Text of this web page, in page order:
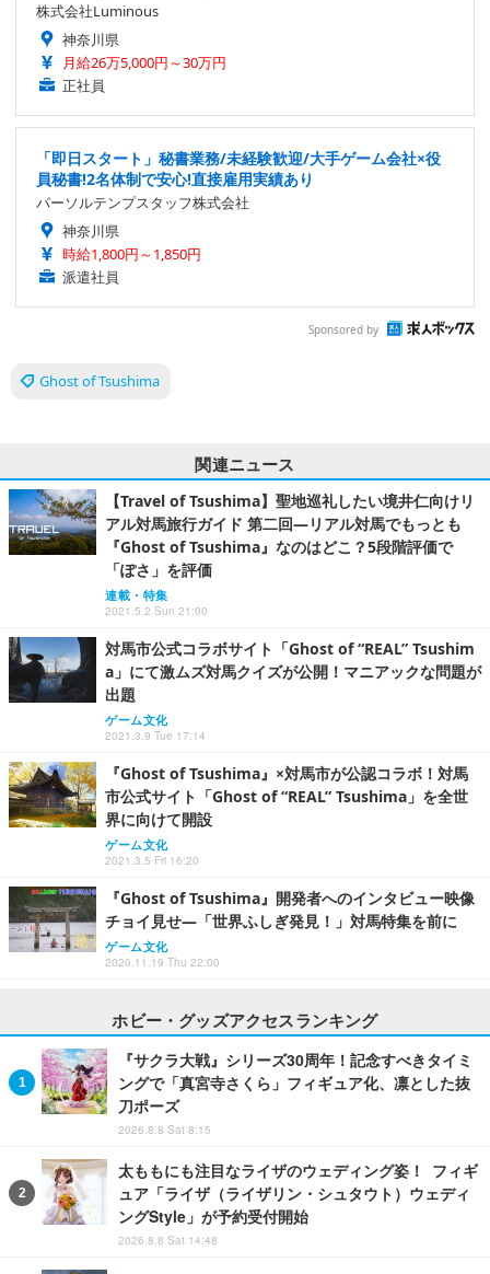
株式会社Luminous
神奈川県
月給26万5,000円～30万円
正社員
「即日スタート」秘書業務/未経験歓迎/大手ゲーム会社×役
員秘書!2名体制で安心!直接雇用実績あり
パーソルテンプスタッフ株式会社
神奈川県
時給1,800円～1,850円
派遣社員
Sponsored by
Ghost of Tsushima
関連ニュース
【Travel of Tsushima】聖地巡礼したい境井仁向けリ
アル対馬旅行ガイド 第二回―リアル対馬でもっとも
『Ghost of Tsushima』なのはどこ？5段階評価で
「ぽさ」を評価
連載・特集
2021.5.2 Sun 21:00
対馬市公式コラボサイト「Ghost of “REAL” Tsushim
a」にて激ムズ対馬クイズが公開！マニアックな問題が
出題
ゲーム文化
2021.3.9 Tue 17:14
『Ghost of Tsushima』×対馬市が公認コラボ！対馬
市公式サイト「Ghost of “REAL” Tsushima」を全世
界に向けて開設
ゲーム文化
2021.3.5 Fri 16:20
『Ghost of Tsushima』開発者へのインタビュー映像
チョイ見せ―「世界ふしぎ発見！」対馬特集を前に
ゲーム文化
2020.11.19 Thu 22:00
ホビー・グッズアクセスランキング
『サクラ大戦』シリーズ30周年！記念すべきタイミ
ングで「真宮寺さくら」フィギュア化、凛とした抜
刀ポーズ
2026.8.8 Sat 8:15
太ももにも注目なライザのウェディング姿！ フィギ
ュア「ライザ（ライザリン・シュタウト）ウェディ
ングStyle」が予約受付開始
2026.8.8 Sat 14:48